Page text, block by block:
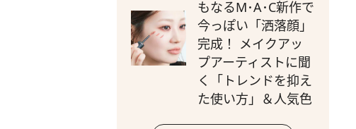
もなるM･A･C新作で
今っぽい「洒落顔」
完成！ メイクアッ
プアーティストに聞
く「トレンドを抑え
た使い方」＆人気色